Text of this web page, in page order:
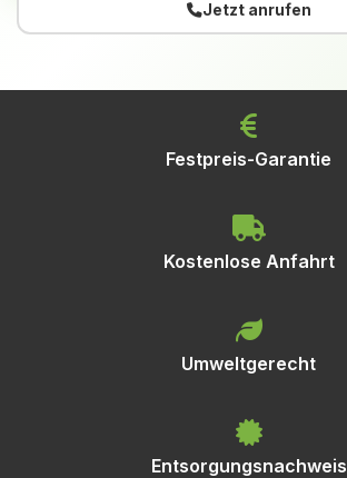
Jetzt anrufen
Festpreis-Garantie
Kostenlose Anfahrt
Umweltgerecht
Entsorgungsnachweis